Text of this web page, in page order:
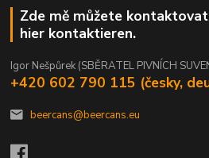
Zde mě můžete
hier kontaktieren.
Igor Nešpůrek (SBĚRATEL PIVNÍCH
+420 602 790 115 (česky,
beercans@beercans.eu